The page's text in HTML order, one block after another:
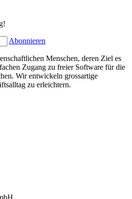
Abonnieren
Menschen, deren Ziel es
Zugang zu freier Software für die
Wir entwickeln grossartige
zu erleichtern.